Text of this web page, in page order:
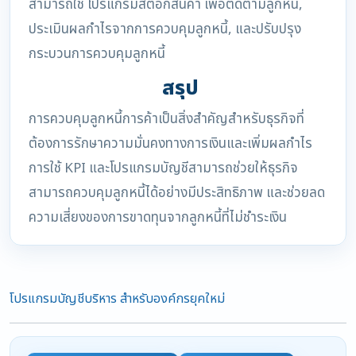
สามารถใช้ โปรแกรมสต็อกสินค้า เพื่อติดตามลูกหนี้,
ประเมินผลกำไรจากการควบคุมลูกหนี้, และปรับปรุง
กระบวนการควบคุมลูกหนี้
สรุป
การควบคุมลูกหนี้การค้าเป็นสิ่งสำคัญสำหรับธุรกิจที่
ต้องการรักษาความมั่นคงทางการเงินและเพิ่มผลกำไร
การใช้ KPI และโปรแกรมบัญชีสามารถช่วยให้ธุรกิจ
สามารถควบคุมลูกหนี้ได้อย่างมีประสิทธิภาพ และช่วยลด
ความเสี่ยงของการขาดทุนจากลูกหนี้ที่ไม่ชำระเงิน
โปรแกรมบัญชีบริหาร สำหรับองค์กรยุคใหม่